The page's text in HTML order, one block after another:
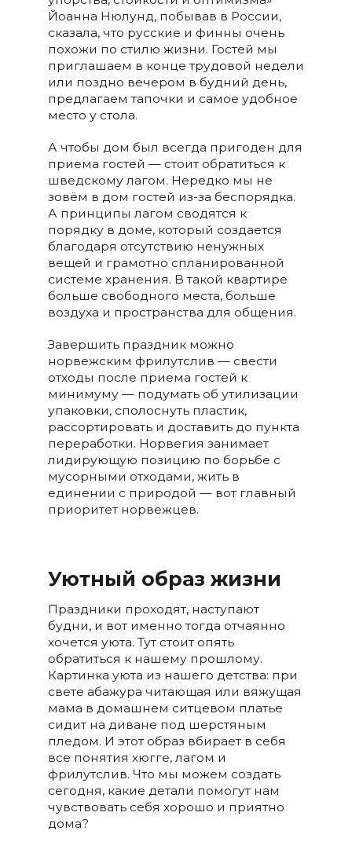
Йоанна Нюлунд, побывав в России,
сказала, что русские и финны очень
похожи по стилю жизни. Гостей мы
приглашаем в конце трудовой недели
или поздно вечером в будний день,
предлагаем тапочки и самое удобное
место у стола.
А чтобы дом был всегда пригоден для
приема гостей — стоит обратиться к
шведскому лагом. Нередко мы не
зовём в дом гостей из-за беспорядка.
А принципы лагом сводятся к
порядку в доме, который создается
благодаря отсутствию ненужных
вещей и грамотно спланированной
системе хранения. В такой квартире
больше свободного места, больше
воздуха и пространства для общения.
Завершить праздник можно
норвежским фрилутслив — свести
отходы после приема гостей к
минимуму — подумать об утилизации
упаковки, сполоснуть пластик,
рассортировать и доставить до пункта
переработки. Норвегия занимает
лидирующую позицию по борьбе с
мусорными отходами, жить в
единении с природой — вот главный
приоритет норвежцев.
Уютный образ жизни
Праздники проходят, наступают
будни, и вот именно тогда отчаянно
хочется уюта. Тут стоит опять
обратиться к нашему прошлому.
Картинка уюта из нашего детства: при
свете абажура читающая или вяжущая
мама в домашнем ситцевом платье
сидит на диване под шерстяным
пледом. И этот образ вбирает в себя
все понятия хюгге, лагом и
фрилутслив. Что мы можем создать
сегодня, какие детали помогут нам
чувствовать себя хорошо и приятно
дома?